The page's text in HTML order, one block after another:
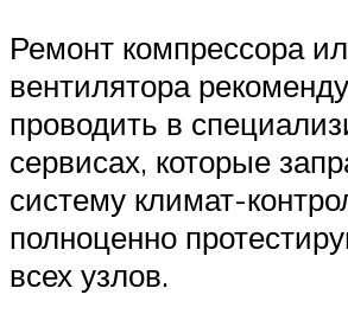
Ремонт компрессора
вентилятора
проводить в
сервисах, которые
систему климат-
полноценно
всех узлов.